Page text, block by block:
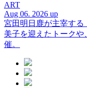
ART
Aug 06. 2026 up
宮田明日鹿が主宰する
美子を迎えたトーク
催。